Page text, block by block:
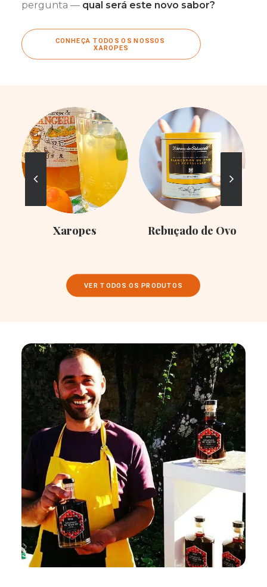
pergunta — qual será este novo sabor?
CONHEÇA TODOS OS NOSSOS
XAROPES
Xaropes Rebuçado de Ovo
VER TODOS OS PRODUTOS